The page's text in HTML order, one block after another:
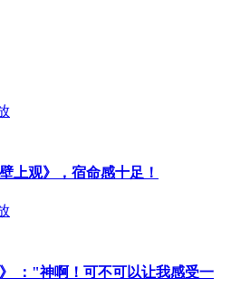
上观》，宿命感十足！
："神啊！可不可以让我感受一